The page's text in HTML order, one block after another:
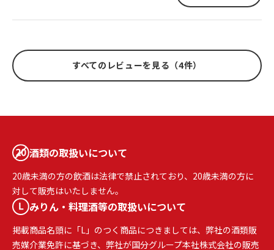
すべてのレビューを見る（4件）
酒類の取扱いについて
20歳未満の方の飲酒は法律で禁止されており、20歳未満の方に
対して販売はいたしません。
みりん・料理酒等の取扱いについて
掲載商品名頭に「L」のつく商品につきましては、弊社の酒類販
売媒介業免許に基づき、弊社が国分グループ本社株式会社の販売